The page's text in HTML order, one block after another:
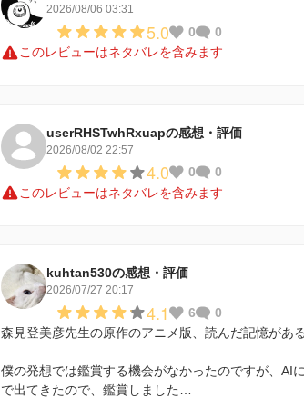
2026/08/06 03:31
5.0 0
0
このレビューはネタバレを含みます
userRHSTwhRxuapの感想・評価
2026/08/02 22:57
4.0 0
0
このレビューはネタバレを含みます
kuhtan530の感想・評価
2026/07/27 20:17
4.1 6
0
森見登美彦先生の原作のアニメ版、読んだ記憶があ
僕の発想では鑑賞する機会がなかったのですが、AI
で出てきたので、鑑賞しました…